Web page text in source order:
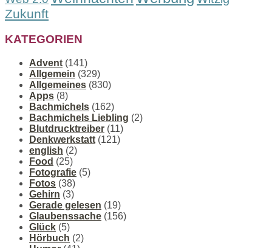
Zukunft
KATEGORIEN
Advent (141)
Allgemein (329)
Allgemeines (830)
Apps (8)
Bachmichels (162)
Bachmichels Liebling (2)
Blutdrucktreiber (11)
Denkwerkstatt (121)
english (2)
Food (25)
Fotografie (5)
Fotos (38)
Gehirn (3)
Gerade gelesen (19)
Glaubenssache (156)
Glück (5)
Hörbuch (2)